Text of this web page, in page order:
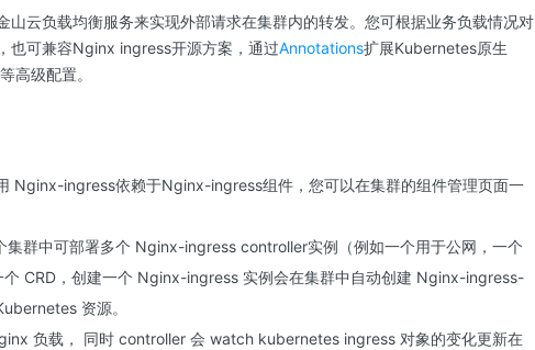
云负载均衡服务来实现外部请求在集群内的转发。您可根据业务负载情况对
也可兼容Nginx ingress开源方案，通过Annotations扩展Kubernetes原生
高级配置。
Nginx-ingress依赖于Nginx-ingress组件，您可以在集群的组件管理页面一
集群中可部署多个 Nginx-ingress controller实例（例如一个用于公网，一个
CRD，创建一个 Nginx-ingress 实例会在集群中自动创建 Nginx-ingress-
资源。
负载， 同时 controller 会 watch kubernetes ingress 对象的变化更新在